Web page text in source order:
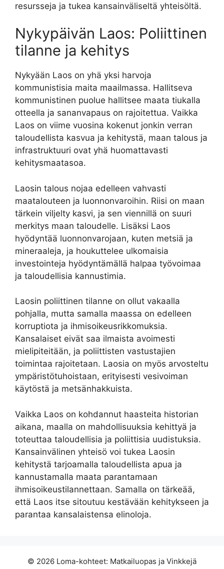
resursseja ja tukea kansainväliseltä yhteisöltä.
Nykypäivän Laos: Poliittinen
tilanne ja kehitys
Nykyään Laos on yhä yksi harvoja
kommunistisia maita maailmassa. Hallitseva
kommunistinen puolue hallitsee maata tiukalla
otteella ja sananvapaus on rajoitettua. Vaikka
Laos on viime vuosina kokenut jonkin verran
taloudellista kasvua ja kehitystä, maan talous ja
infrastruktuuri ovat yhä huomattavasti
kehitysmaatasoa.
Laosin talous nojaa edelleen vahvasti
maatalouteen ja luonnonvaroihin. Riisi on maan
tärkein viljelty kasvi, ja sen viennillä on suuri
merkitys maan taloudelle. Lisäksi Laos
hyödyntää luonnonvarojaan, kuten metsiä ja
mineraaleja, ja houkuttelee ulkomaisia
investointeja hyödyntämällä halpaa työvoimaa
ja taloudellisia kannustimia.
Laosin poliittinen tilanne on ollut vakaalla
pohjalla, mutta samalla maassa on edelleen
korruptiota ja ihmisoikeusrikkomuksia.
Kansalaiset eivät saa ilmaista avoimesti
mielipiteitään, ja poliittisten vastustajien
toimintaa rajoitetaan. Laosia on myös arvosteltu
ympäristötuhoistaan, erityisesti vesivoiman
käytöstä ja metsänhakkuista.
Vaikka Laos on kohdannut haasteita historian
aikana, maalla on mahdollisuuksia kehittyä ja
toteuttaa taloudellisia ja poliittisia uudistuksia.
Kansainvälinen yhteisö voi tukea Laosin
kehitystä tarjoamalla taloudellista apua ja
kannustamalla maata parantamaan
ihmisoikeustilannettaan. Samalla on tärkeää,
että Laos itse sitoutuu kestävään kehitykseen ja
parantaa kansalaistensa elinoloja.
© 2026 Loma-kohteet: Matkailuopas ja Vinkkejä